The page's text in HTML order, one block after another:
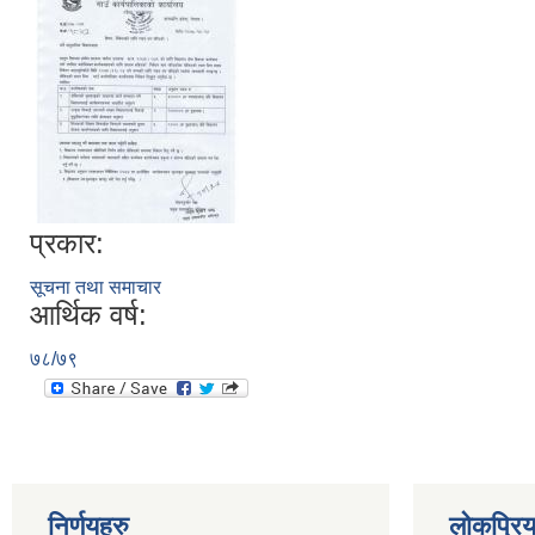
प्रकार:
सूचना तथा समाचार
आर्थिक वर्ष:
७८/७९
निर्णयहरु लोकप्रिय